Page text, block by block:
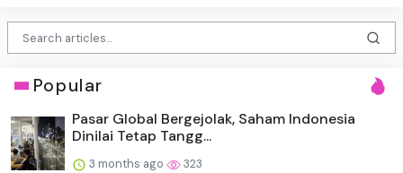
Popular
Pasar Global Bergejolak, Saham Indonesia
Dinilai Tetap Tangg...
3 months ago 323